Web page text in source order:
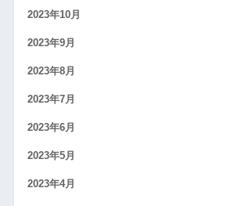
2023年10月
2023年9月
2023年8月
2023年7月
2023年6月
2023年5月
2023年4月